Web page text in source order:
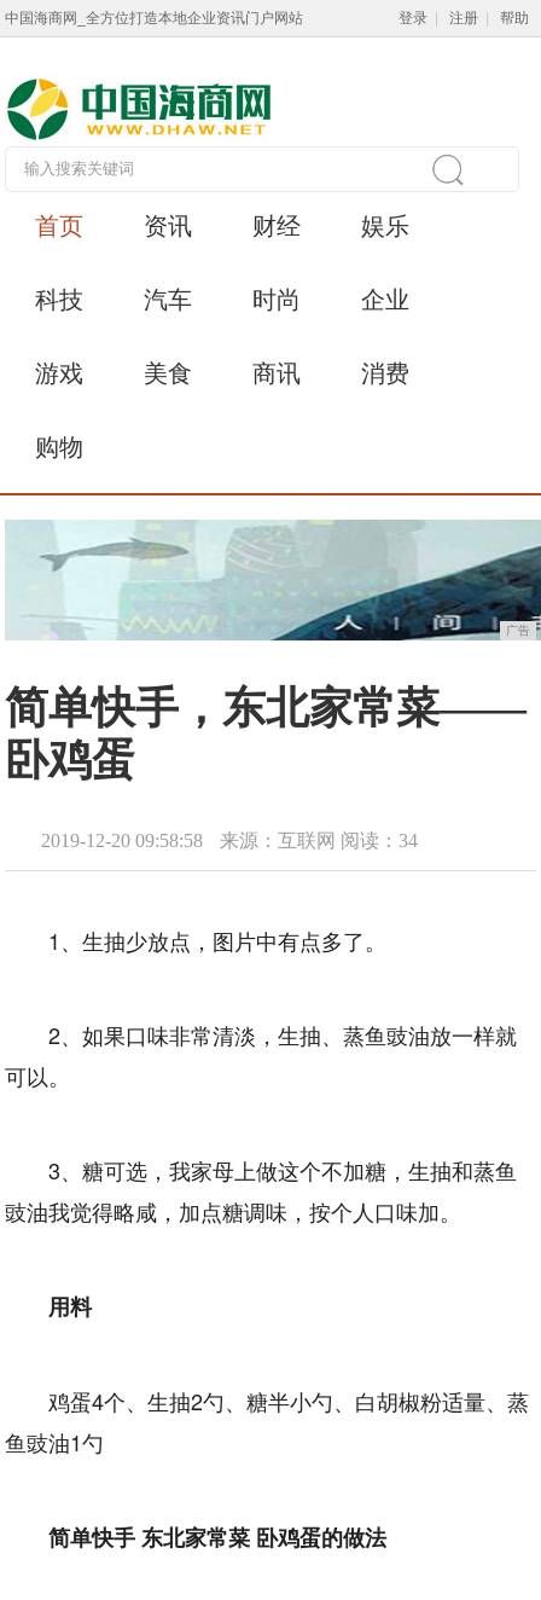
中国海商网_全方位打造本地企业资讯门户网站 登录 注册 帮助
首页 资讯 财经 娱乐
科技 汽车 时尚 企业
游戏 美食 商讯 消费
购物
广告
简单快手，东北家常菜——
卧鸡蛋
2019-12-20 09:58:58 来源：互联网 阅读：34
1、生抽少放点，图片中有点多了。
2、如果口味非常清淡，生抽、蒸鱼豉油放一样就
可以。
3、糖可选，我家母上做这个不加糖，生抽和蒸鱼
豉油我觉得略咸，加点糖调味，按个人口味加。
用料
鸡蛋4个、生抽2勺、糖半小勺、白胡椒粉适量、蒸
鱼豉油1勺
简单快手 东北家常菜 卧鸡蛋的做法